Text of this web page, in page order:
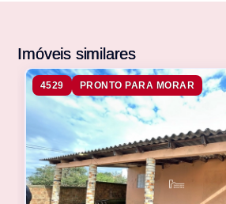
Imóveis similares
4529 PRONTO PARA MORAR